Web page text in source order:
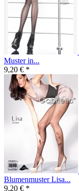
Muster in...
9,20 € *
Blumenmuster Lisa...
9,20 € *